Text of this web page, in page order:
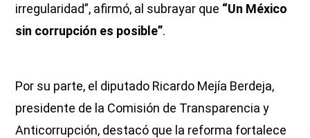
irregularidad”, afirmó, al subrayar que “Un México
sin corrupción es posible”.
Por su parte, el diputado Ricardo Mejía Berdeja,
presidente de la Comisión de Transparencia y
Anticorrupción, destacó que la reforma fortalece